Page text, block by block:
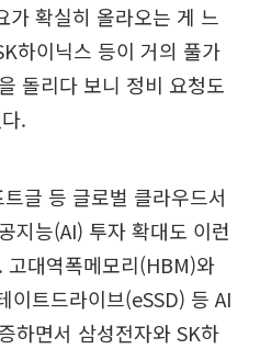
가 확실히 올라오는 게 느
하이닉스 등이 거의 풀가
돌리다 보니 정비 요청도
.
글 등 글로벌 클라우드서
지능(AI) 투자 확대도 이런
고대역폭메모리(HBM)와
이트드라이브(eSSD) 등 AI
하면서 삼성전자와 SK하